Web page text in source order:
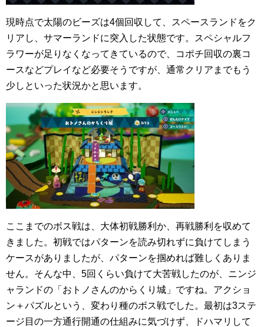
現時点で太陽のビーズは4個回収して、スペースランドをク
リアし、サマーランドに突入した状態です。スペシャルフ
ラワーが足りなくなってきているので、コポチ回収の裏コ
ースなどプレイなど必要そうですが、通常クリアまでもう
少しといった状況かと思います。
ここまでのボス戦は、大体初戦勝利か、再戦勝利を収めて
きました。初戦ではパターンを読み切れずに負けてしまう
ケースがありましたが、パターンを掴めれば難しくありま
せん。そんな中、5回くらい負けて大苦戦したのが、ニンジ
ャランドの「おトノさんのからくり城」ですね。アクショ
ン＋パズルという、変わり種のボス戦でした。最初は3ステ
ージ目の一方通行開通の仕組みに気づけず、ドハマリして